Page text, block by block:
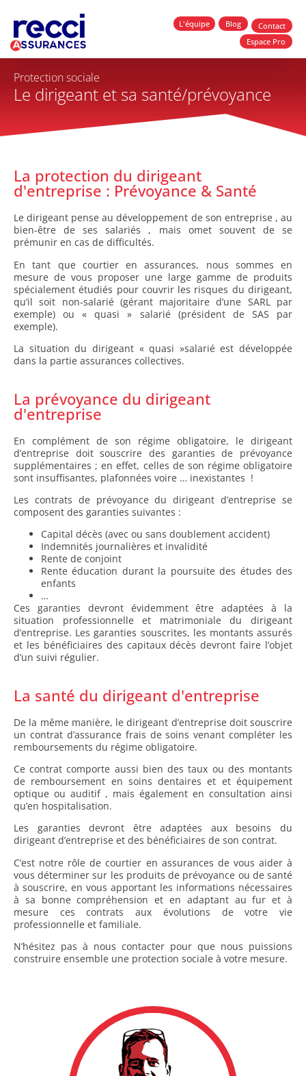
L'équipe Blog
Contact
Espace Pro
Protection sociale
Le dirigeant et sa santé/prévoyance
La protection du dirigeant
d'entreprise : Prévoyance & Santé
Le dirigeant pense au développement de son entreprise , au
bien-être de ses salariés , mais omet souvent de se
prémunir en cas de difficultés.
En tant que courtier en assurances, nous sommes en
mesure de vous proposer une large gamme de produits
spécialement étudiés pour couvrir les risques du dirigeant,
qu’il soit non-salarié (gérant majoritaire d’une SARL par
exemple) ou « quasi » salarié (président de SAS par
exemple).
La situation du dirigeant « quasi »salarié est développée
dans la partie assurances collectives.
La prévoyance du dirigeant
d'entreprise
En complément de son régime obligatoire, le dirigeant
d’entreprise doit souscrire des garanties de prévoyance
supplémentaires ; en effet, celles de son régime obligatoire
sont insuffisantes, plafonnées voire … inexistantes !
Les contrats de prévoyance du dirigeant d’entreprise se
composent des garanties suivantes :
Capital décès (avec ou sans doublement accident)
Indemnités journalières et invalidité
Rente de conjoint
Rente éducation durant la poursuite des études des
enfants
…
Ces garanties devront évidemment être adaptées à la
situation professionnelle et matrimoniale du dirigeant
d’entreprise. Les garanties souscrites, les montants assurés
et les bénéficiaires des capitaux décès devront faire l’objet
d’un suivi régulier.
La santé du dirigeant d'entreprise
De la même manière, le dirigeant d’entreprise doit souscrire
un contrat d’assurance frais de soins venant compléter les
remboursements du régime obligatoire.
Ce contrat comporte aussi bien des taux ou des montants
de remboursement en soins dentaires et et équipement
optique ou auditif , mais également en consultation ainsi
qu’en hospitalisation.
Les garanties devront être adaptées aux besoins du
dirigeant d’entreprise et des bénéficiaires de son contrat.
C’est notre rôle de courtier en assurances de vous aider à
vous déterminer sur les produits de prévoyance ou de santé
à souscrire, en vous apportant les informations nécessaires
à sa bonne compréhension et en adaptant au fur et à
mesure ces contrats aux évolutions de votre vie
professionnelle et familiale.
N’hésitez pas à nous contacter pour que nous puissions
construire ensemble une protection sociale à votre mesure.